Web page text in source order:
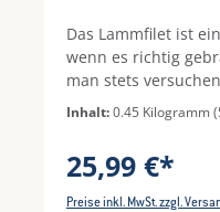
Das Lammfilet ist
wenn es richtig
man stets
durchzubraten,
sein. Um das
in Alufolie gewickelt
absoluter
Inhalt:0.45 Kilogramm
25,99 €*
Preise inkl. MwSt. zzgl.